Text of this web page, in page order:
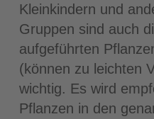
Kleinkindern und
Gruppen sind auch
aufgeführten
(können zu leichten
wichtig. Es wird
Pflanzen in den